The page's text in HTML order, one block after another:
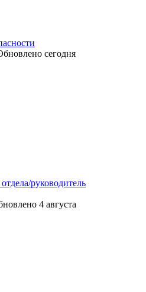
сегодня
руководитель
4 августа